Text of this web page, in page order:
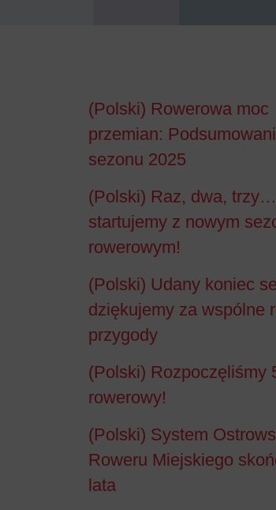
(Polski) Rowerowa moc
przemian:
sezonu 2025
(Polski) Raz, dwa, trzy…
startujemy z nowym
rowerowym!
(Polski) Udany koniec
dziękujemy za wspólne
przygody
(Polski) Rozpoczęliśmy
rowerowy!
(Polski) System
Roweru Miejskiego
lata